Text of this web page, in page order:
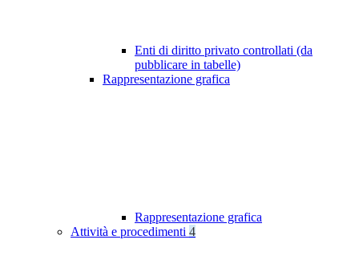
Enti di diritto privato controllati (da
pubblicare in tabelle)
Rappresentazione grafica
Rappresentazione grafica
Attività e procedimenti 4